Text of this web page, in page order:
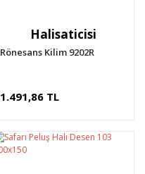
Halisaticisi
Rönesans Kilim 9202R
1.491,86 TL